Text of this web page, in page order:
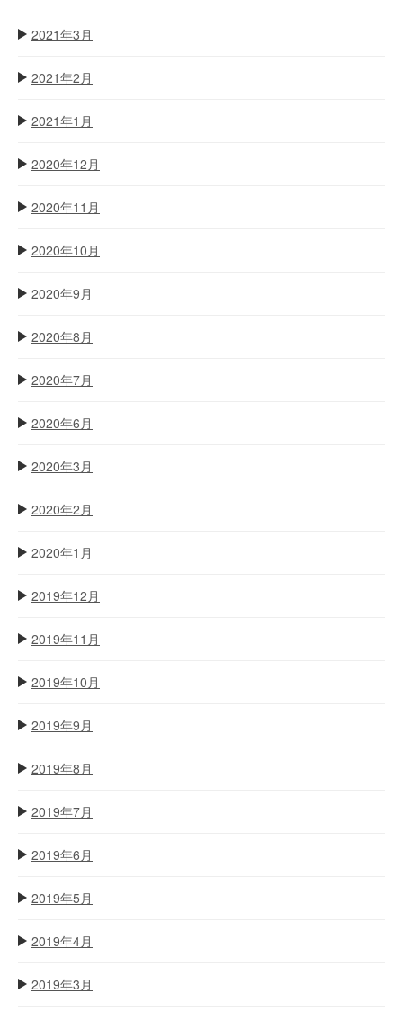
2021年3月
2021年2月
2021年1月
2020年12月
2020年11月
2020年10月
2020年9月
2020年8月
2020年7月
2020年6月
2020年3月
2020年2月
2020年1月
2019年12月
2019年11月
2019年10月
2019年9月
2019年8月
2019年7月
2019年6月
2019年5月
2019年4月
2019年3月